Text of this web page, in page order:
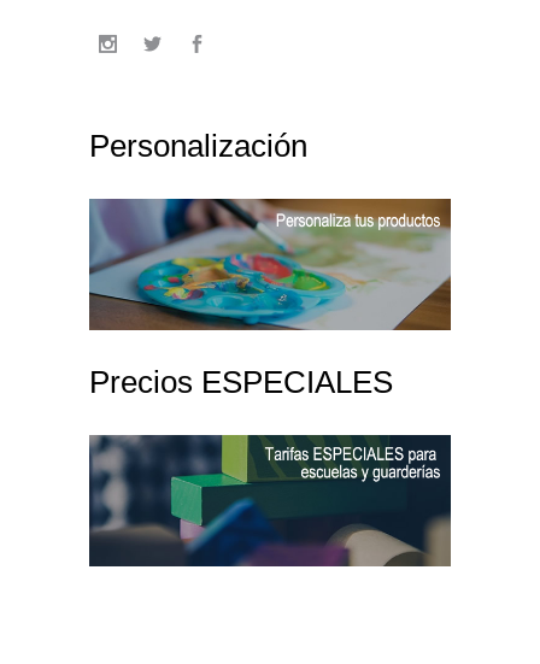
Personalización
Precios ESPECIALES